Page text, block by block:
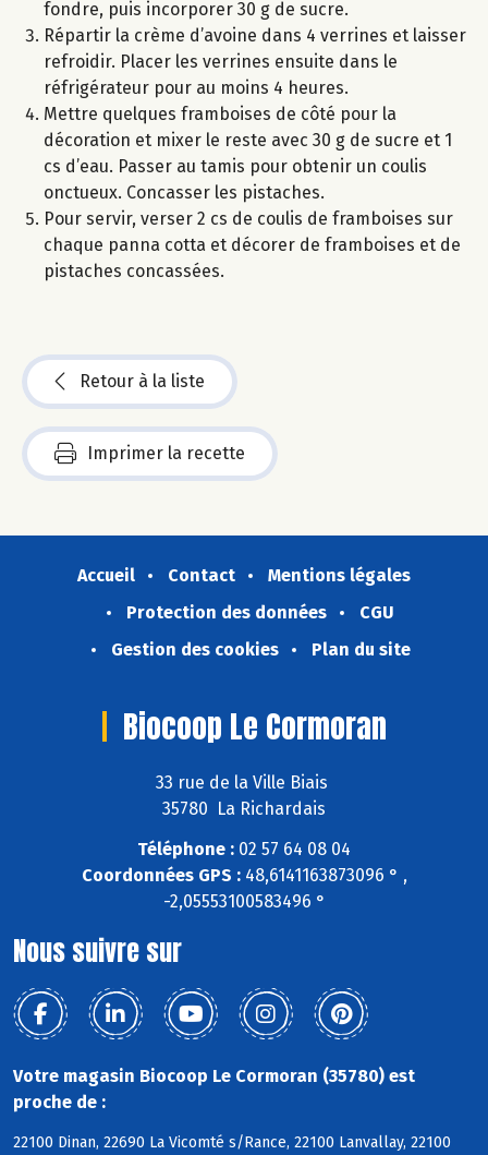
fondre, puis incorporer 30 g de sucre.
Répartir la crème d’avoine dans 4 verrines et laisser
refroidir. Placer les verrines ensuite dans le
réfrigérateur pour au moins 4 heures.
Mettre quelques framboises de côté pour la
décoration et mixer le reste avec 30 g de sucre et 1
cs d’eau. Passer au tamis pour obtenir un coulis
onctueux. Concasser les pistaches.
Pour servir, verser 2 cs de coulis de framboises sur
chaque panna cotta et décorer de framboises et de
pistaches concassées.
Retour à la liste
Imprimer la recette
Accueil Contact
Mentions légales
Protection des données
CGU
Gestion des cookies
Plan du site
Biocoop Le Cormoran
33 rue de la Ville Biais
35780 La Richardais
Téléphone : 02 57 64 08 04
Coordonnées GPS :48,6141163873096 ° ,
-2,05553100583496 °
Nous suivre sur
Votre magasin Biocoop Le Cormoran (35780) est
proche de :
22100 Dinan, 22690 La Vicomté s/Rance, 22100 Lanvallay, 22100